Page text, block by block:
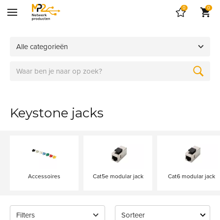
0 0
Alle categorieën
Keystone jacks
Accessoires Cat5e modular jack Cat6 modular jack
Filters